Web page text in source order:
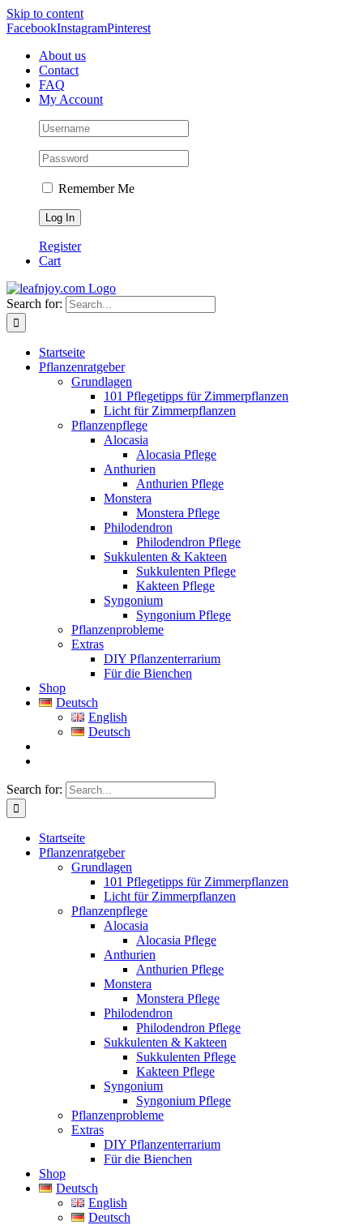
Skip to content
FacebookInstagramPinterest
About us
Contact
FAQ
My Account
Remember Me
Register
Cart
Search for:
Startseite
Pflanzenratgeber
Grundlagen
101 Pflegetipps für Zimmerpflanzen
Licht für Zimmerpflanzen
Pflanzenpflege
Alocasia
Alocasia Pflege
Anthurien
Anthurien Pflege
Monstera
Monstera Pflege
Philodendron
Philodendron Pflege
Sukkulenten & Kakteen
Sukkulenten Pflege
Kakteen Pflege
Syngonium
Syngonium Pflege
Pflanzenprobleme
Extras
DIY Pflanzenterrarium
Für die Bienchen
Shop
Deutsch
English
Deutsch
Search for:
Startseite
Pflanzenratgeber
Grundlagen
101 Pflegetipps für Zimmerpflanzen
Licht für Zimmerpflanzen
Pflanzenpflege
Alocasia
Alocasia Pflege
Anthurien
Anthurien Pflege
Monstera
Monstera Pflege
Philodendron
Philodendron Pflege
Sukkulenten & Kakteen
Sukkulenten Pflege
Kakteen Pflege
Syngonium
Syngonium Pflege
Pflanzenprobleme
Extras
DIY Pflanzenterrarium
Für die Bienchen
Shop
Deutsch
English
Deutsch